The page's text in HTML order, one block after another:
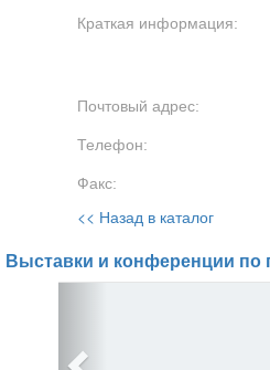
Краткая информация:
Почтовый адрес:
Телефон:
Факс:
<< Назад в каталог
Выставки и конференции по